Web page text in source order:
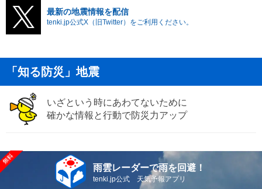
最新の地震情報を配信
tenki.jp公式X（旧Twitter）をご利用ください。
「知る防災」地震
いざという時にあわてないために
確かな情報と行動で防災力アップ
雨雲レーダーで雨を回避！
tenki.jp公式 天気予報アプリ